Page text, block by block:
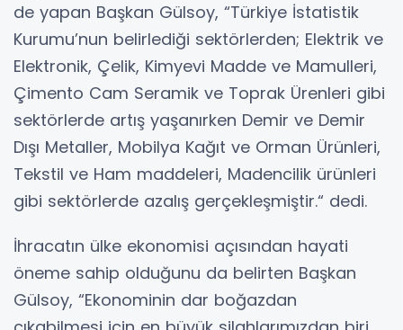
de yapan Başkan Gülsoy, “Türkiye İstatistik
Kurumu’nun belirlediği sektörlerden; Elektrik ve
Elektronik, Çelik, Kimyevi Madde ve Mamulleri,
Çimento Cam Seramik ve Toprak Ürenleri gibi
sektörlerde artış yaşanırken Demir ve Demir
Dışı Metaller, Mobilya Kağıt ve Orman Ürünleri,
Tekstil ve Ham maddeleri, Madencilik ürünleri
gibi sektörlerde azalış gerçekleşmiştir.“ dedi.
İhracatın ülke ekonomisi açısından hayati
öneme sahip olduğunu da belirten Başkan
Gülsoy, “Ekonominin dar boğazdan